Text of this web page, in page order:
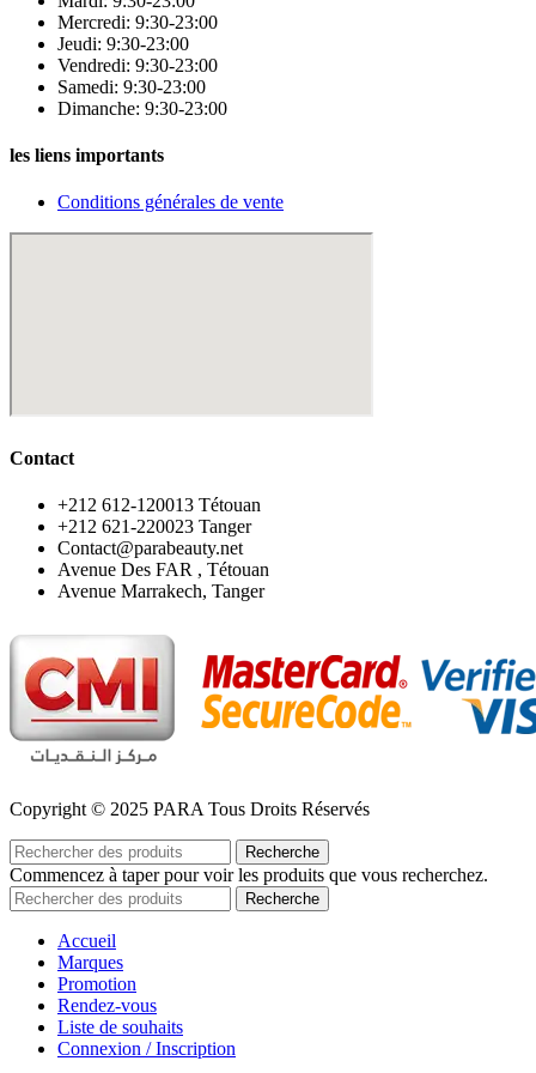
Mercredi: 9:30-23:00
Jeudi: 9:30-23:00
Vendredi: 9:30-23:00
Samedi: 9:30-23:00
Dimanche: 9:30-23:00
les liens importants
Conditions générales de vente
Contact
‪+212 612-120013 Tétouan
‪+212 621-220023 Tanger
Contact@parabeauty.net
Avenue Des FAR , Tétouan
Avenue Marrakech, Tanger
Copyright © 2025 PARA Tous Droits Réservés
Recherche
Commencez à taper pour voir les produits que vous recherchez.
Recherche
Accueil
Marques
Promotion
Rendez-vous
Liste de souhaits
Connexion / Inscription